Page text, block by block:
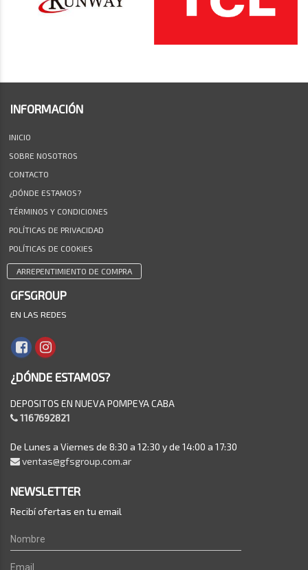
INFORMACIÓN
INICIO
SOBRE NOSOTROS
CONTACTO
¿DÓNDE ESTAMOS?
TÉRMINOS Y CONDICIONES
POLÍTICAS DE PRIVACIDAD
POLÍTICAS DE COOKIES
ARREPENTIMIENTO DE COMPRA
GFSGROUP
EN LAS REDES
¿DÓNDE ESTAMOS?
DEPOSITOS EN NUEVA POMPEYA CABA
1167692821
De Lunes a Viernes de 8:30 a 12:30 y de 14:00 a 17:30
ventas@gfsgroup.com.ar
NEWSLETTER
Recibí ofertas en tu email